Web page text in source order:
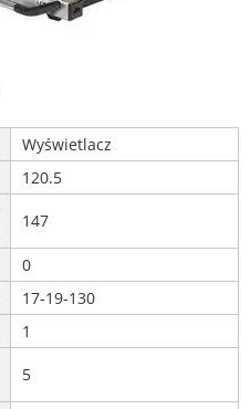
Wyświetlacz
120.5
147
0
17-19-130
1
5